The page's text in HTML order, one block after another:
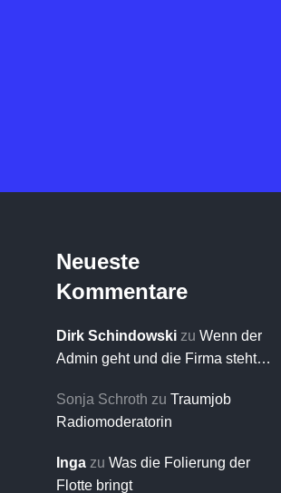
Neueste
Kommentare
Dirk Schindowski zu Wenn der
Admin geht und die Firma steht…
Sonja Schroth zu Traumjob
Radiomoderatorin
Inga zu Was die Folierung der
Flotte bringt